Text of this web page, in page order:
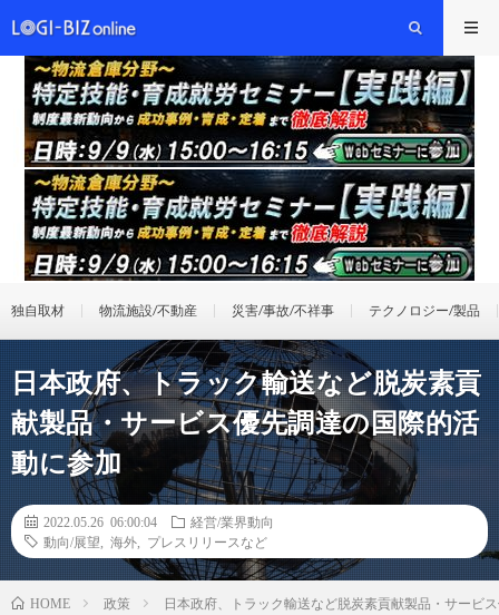
独自取材 物流施設/不動産 災害/事故/不祥事 テクノロジー/製品
日本政府、トラック輸送など脱炭素貢
献製品・サービス優先調達の国際的活
動に参加
2022.05.26 06:00:04
経営/業界動向
動向/展望
海外 プレスリリースなど
HOME 政策 日本政府、トラック輸送など脱炭素貢献製品・サービ